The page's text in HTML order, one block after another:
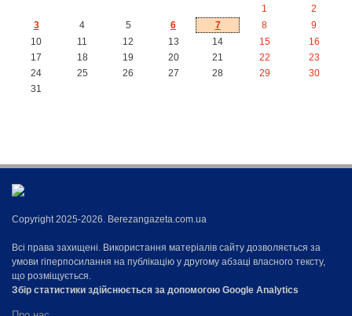
1
2
3
4 5 6 7 8
9
10
11 12 13 14 15
16
17
18 19 20 21 22
23
24
25 26 27 28 29
30
31
Copyright 2025-2026. Berezangazeta.com.ua
Всі права захищені. Використання матеріалів сайту дозволяється за
умови гіперпосилання на публікацію у другому абзаці власного тексту,
що розміщується.
Збір статистики здійснюється за допомогою Google Analytics